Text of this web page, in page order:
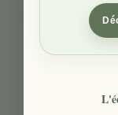
Directeur de